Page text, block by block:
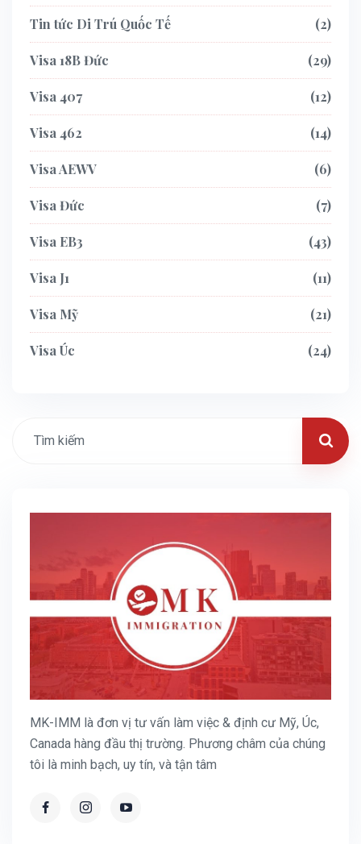
Tin tức Di Trú Quốc Tế 2
Visa 18B Đức 29
Visa 407 12
Visa 462 14
Visa AEWV 6
Visa Đức 7
Visa EB3 43
Visa J1 11
Visa Mỹ 21
Visa Úc 24
MK-IMM là đơn vị tư vấn làm việc & định cư Mỹ, Úc,
Canada hàng đầu thị trường. Phương châm của chúng
tôi là minh bạch, uy tín, và tận tâm